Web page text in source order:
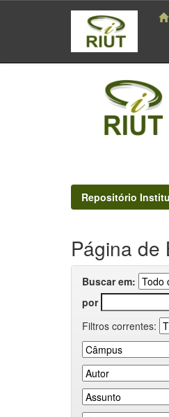
navigation
Repositório
Página de
Buscar em:
por
Filtros correntes: